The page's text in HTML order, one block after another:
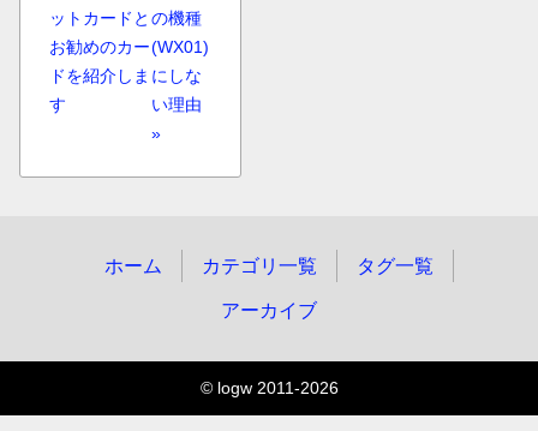
ットカードと
お勧めのカー
ドを紹介しま
す
の機種
(WX01)
にしな
い理由
»
ホーム カテゴリ一覧 タグ一覧
アーカイブ
© logw 2011-2026